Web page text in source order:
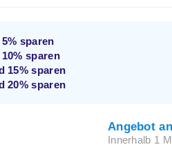
5% sparen
10% sparen
15% sparen
20% sparen
Angebot
Innerhalb 1